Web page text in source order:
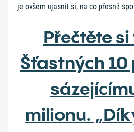
je ovšem ujasnit si, na co přesně
Přečtěte
Šťastných
milionu.